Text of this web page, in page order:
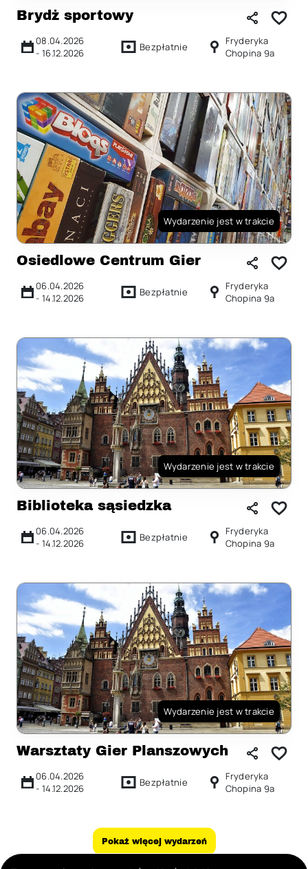
Brydż sportowy
08.04.2026
- 16.12.2026 Bezpłatnie
Fryderyka
Chopina 9a
Wydarzenie jest w trakcie
Osiedlowe Centrum Gier
06.04.2026
- 14.12.2026 Bezpłatnie
Fryderyka
Chopina 9a
Wydarzenie jest w trakcie
Biblioteka sąsiedzka
06.04.2026
- 14.12.2026 Bezpłatnie
Fryderyka
Chopina 9a
Wydarzenie jest w trakcie
Warsztaty Gier Planszowych
06.04.2026
- 14.12.2026 Bezpłatnie
Fryderyka
Chopina 9a
Pokaż więcej wydarzeń